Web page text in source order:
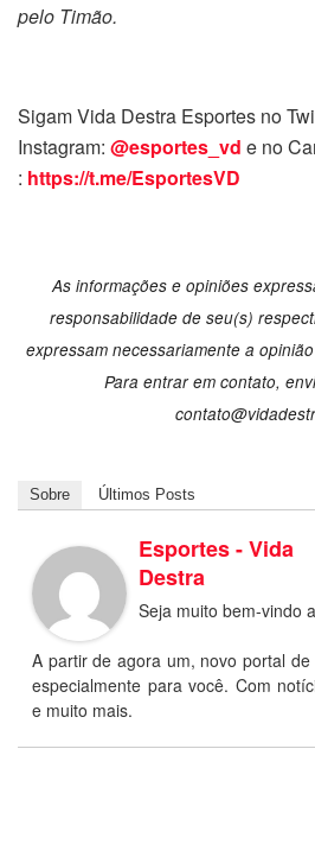
pelo Timão.
Sigam Vida Destra Esportes no
Instagram: @esportes_vd e no
: https://t.me/EsportesVD
As informações e opiniões
responsabilidade de seu(s)
expressam necessariamente a
Para entrar em contato,
Sobre Últimos Posts
Esportes - Vida
Destra
Seja muito bem-vindo
A partir de agora um, novo portal
especialmente para você. Com
e muito mais.